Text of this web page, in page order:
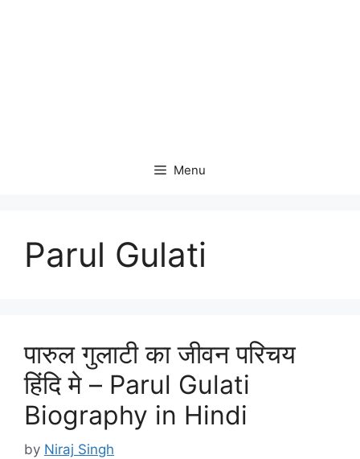
Menu
Parul Gulati
पारुल गुलाटी का जीवन परिचय
हिंदि मे – Parul Gulati
Biography in Hindi
by Niraj Singh